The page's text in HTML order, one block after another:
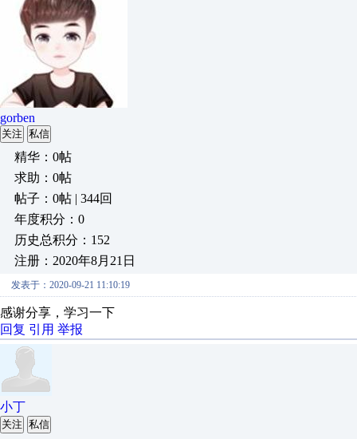
gorben
关注 私信
精华：0帖
求助：0帖
帖子：0帖 | 344回
年度积分：0
历史总积分：152
注册：2020年8月21日
发表于：2020-09-21 11:10:19
感谢分享，学习一下
回复 引用 举报
小丁
关注 私信